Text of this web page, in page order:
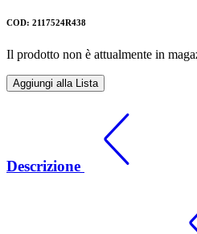
COD: 2117524R438
Il prodotto non è attualmente in
Aggiungi alla Lista
Descrizione